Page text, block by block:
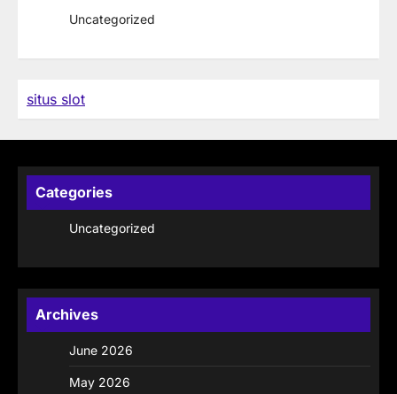
Uncategorized
situs slot
Categories
Uncategorized
Archives
June 2026
May 2026